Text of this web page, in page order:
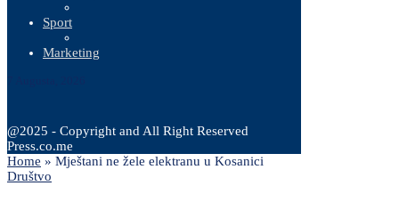
Sport
Marketing
@2025 - Copyright and All Right Reserved
Press.co.me
Home » Mještani ne žele elektranu u Kosanici
Društvo